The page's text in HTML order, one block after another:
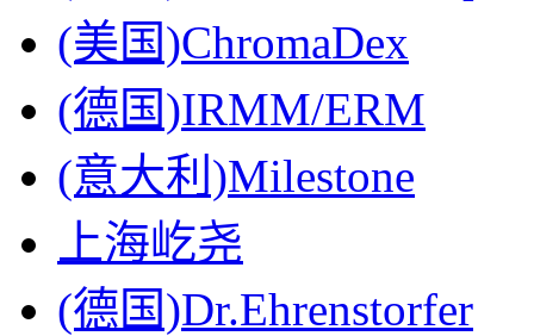
(美国)ChromaDex
(德国)IRMM/ERM
(意大利)Milestone
上海屹尧
(德国)Dr.Ehrenstorfer